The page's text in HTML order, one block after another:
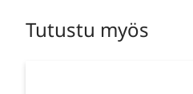
Tutustu myös